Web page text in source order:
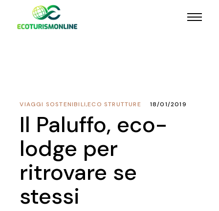
ECO STRUTTURE
,
VIAGGI SOSTENIBILI 18/01/2019
Il Paluffo, eco-
lodge per
ritrovare se
stessi